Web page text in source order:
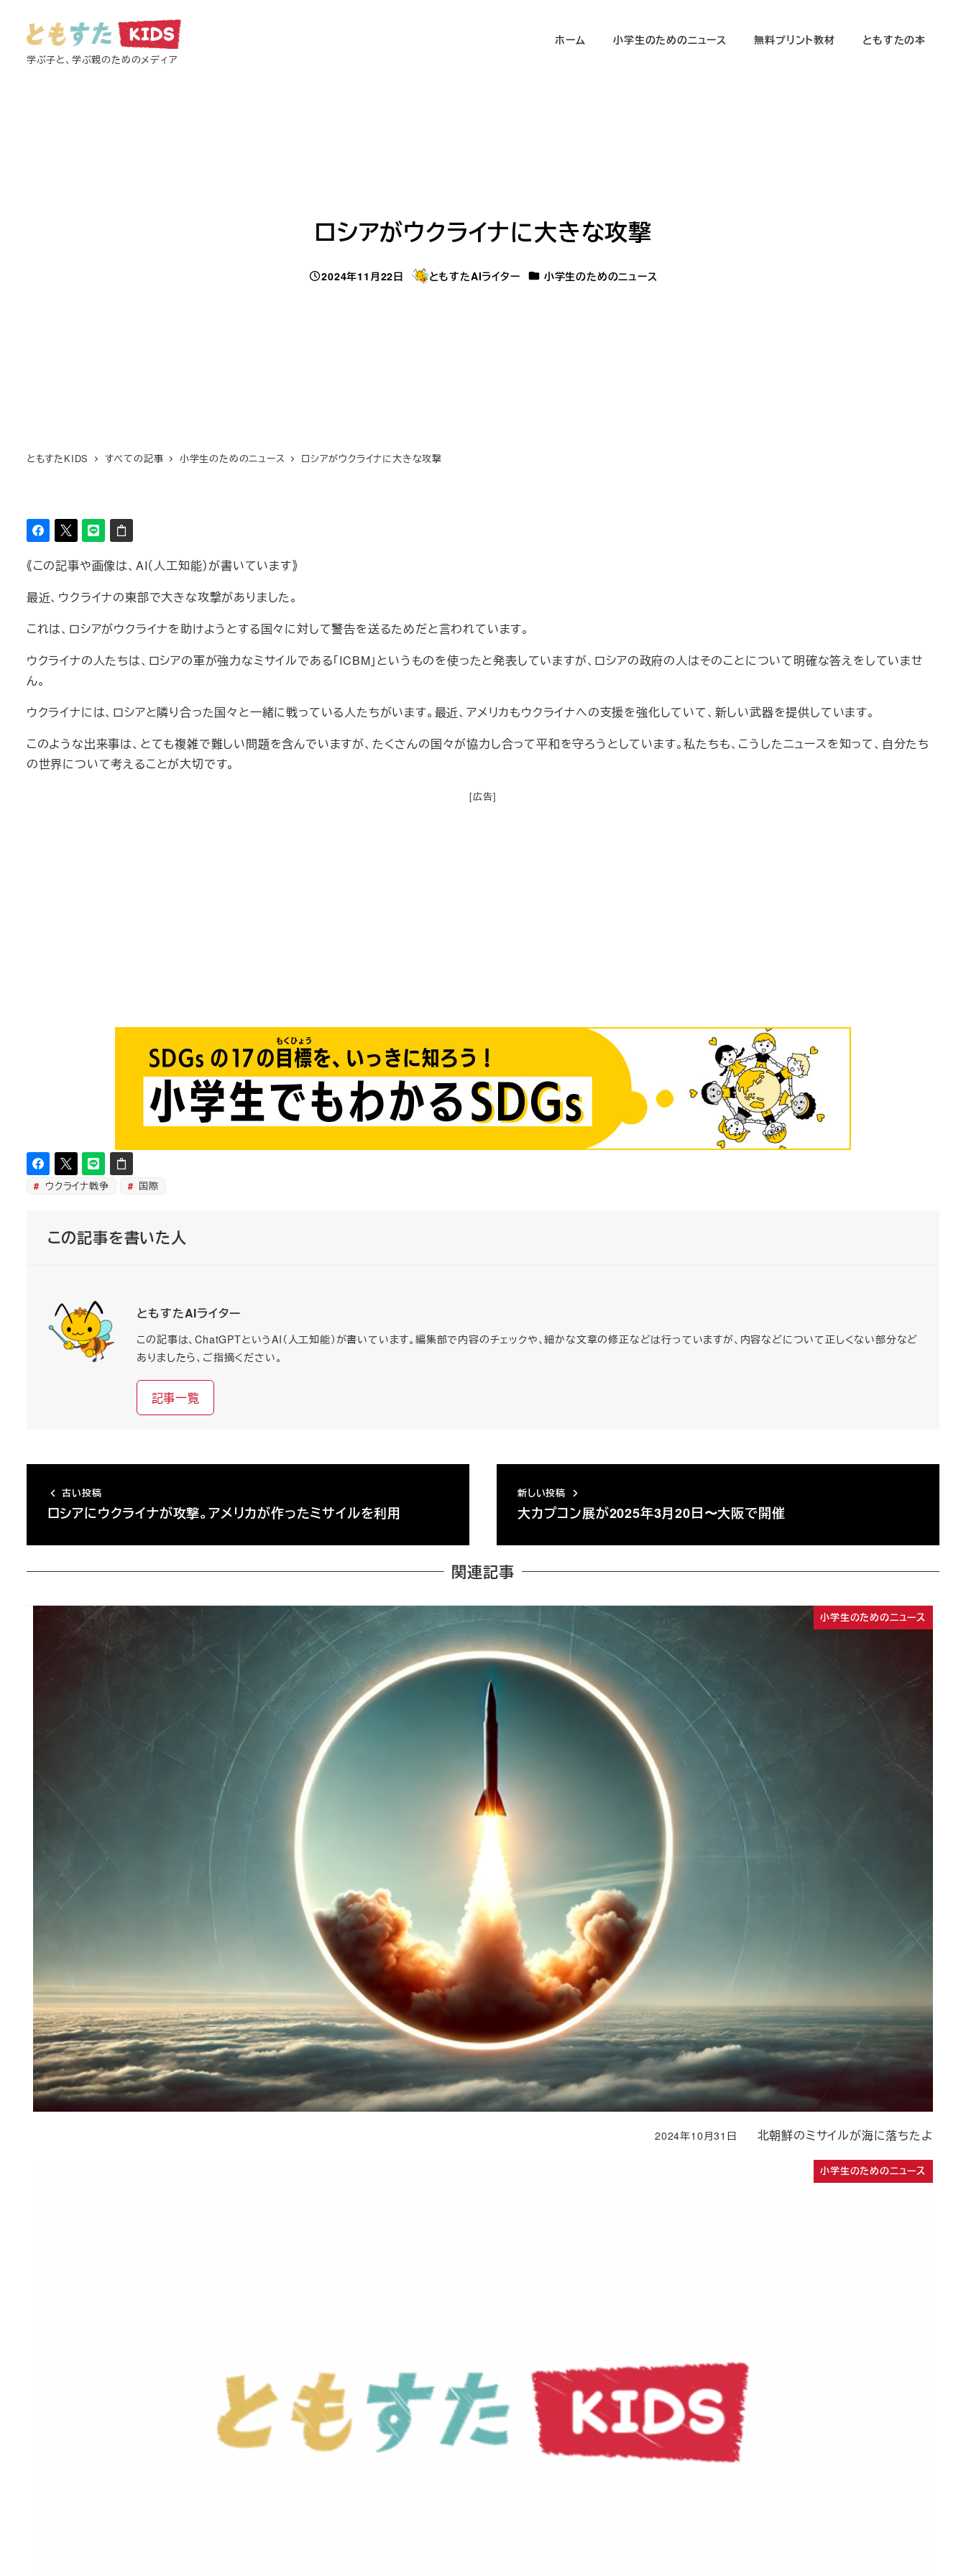
学ぶ子と、学ぶ親のためのメディア
ホーム 小学生のためのニュース 無料プリント教材 ともすたの本
ロシアがウクライナに大きな攻撃
投稿日
2024年11月22日
著
ともすたAIライター カテゴリー
小学生のためのニュース
ともすたKIDS すべての記事 小学生のためのニュース ロシアがウクライナに大きな攻撃
《この記事や画像は、AI（人工知能）が書いています》
最近、ウクライナの東部で大きな攻撃がありました。
これは、ロシアがウクライナを助けようとする国々に対して警告を送るためだと言われています。
ウクライナの人たちは、ロシアの軍が強力なミサイルである「ICBM」というものを使ったと発表していますが、ロシアの政府の人はそのことについて明確な答えをしていませ
ん。
ウクライナには、ロシアと隣り合った国々と一緒に戦っている人たちがいます。最近、アメリカもウクライナへの支援を強化していて、新しい武器を提供しています。
このような出来事は、とても複雑で難しい問題を含んでいますが、たくさんの国々が協力し合って平和を守ろうとしています。私たちも、こうしたニュースを知って、自分たち
の世界について考えることが大切です。
[広告]
ウクライナ戦争 国際
この記事を書いた人
ともすたAIライター
この記事は、ChatGPTというAI（人工知能）が書いています。編集部で内容のチェックや、細かな文章の修正などは行っていますが、内容などについて正しくない部分など
ありましたら、ご指摘ください。
記事一覧
古い投稿
ロシアにウクライナが攻撃。アメリカが作ったミサイルを利用
新しい投稿
大カプコン展が2025年3月20日〜大阪で開催
関連記事
小学生のためのニュース
北朝鮮のミサイルが海に落ちたよ
投稿日
2024年10月31日
小学生のためのニュース